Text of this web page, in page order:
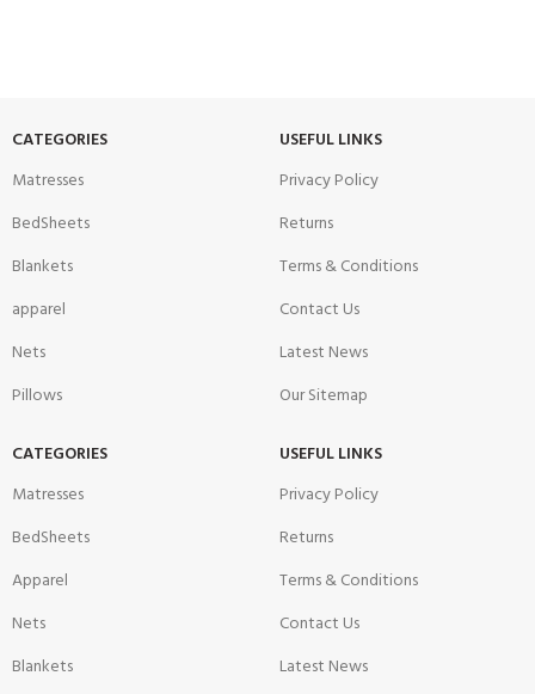
CATEGORIES
Matresses
BedSheets
Blankets
apparel
Nets
Pillows
USEFUL LINKS
Privacy Policy
Returns
Terms & Conditions
Contact Us
Latest News
Our Sitemap
CATEGORIES
Matresses
BedSheets
Apparel
Nets
Blankets
USEFUL LINKS
Privacy Policy
Returns
Terms & Conditions
Contact Us
Latest News